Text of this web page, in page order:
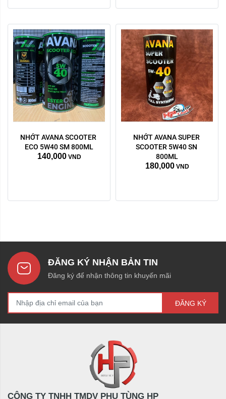
NHỚT AVANA SCOOTER
ECO 5W40 SM 800ML
140,000 VND
NHỚT AVANA SUPER
SCOOTER 5W40 SN
800ML
180,000 VND
ĐĂNG KÝ NHẬN BẢN TIN
Đăng ký để nhận thông tin khuyến mãi
ĐĂNG KÝ
CÔNG TY TNHH TMDV PHỤ TÙNG HP